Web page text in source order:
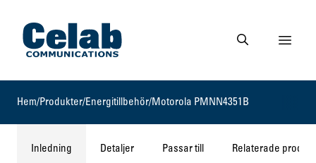
Gå till startsidan
Gå till söksidan
Visa
Hem/Produkter/Energitillbehör/ Motorola PMNN4351B
Inledning Detaljer Passar till Relaterade